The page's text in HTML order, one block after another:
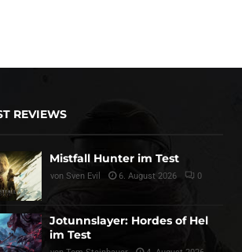
REVIEWS
Mistfall Hunter im Test
von Sven Evil 6. August 2026 0
Jotunnslayer: Hordes of Hel
im Test